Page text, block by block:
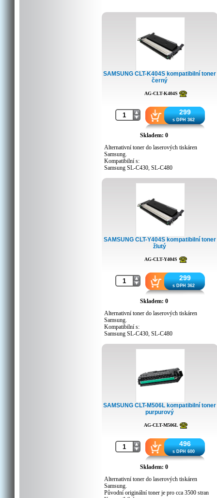
SAMSUNG CLT-K404S kompatibilní toner
černý
AG-CLT-K404S
299
s DPH 362
Skladem: 0
Alternativní toner do laserových tiskáren
Samsung.
Kompatibilní s:
Samsung SL-C430, SL-C480
SAMSUNG CLT-Y404S kompatibilní toner
žlutý
AG-CLT-Y404S
299
s DPH 362
Skladem: 0
Alternativní toner do laserových tiskáren
Samsung.
Kompatibilní s:
Samsung SL-C430, SL-C480
SAMSUNG CLT-M506L kompatibilní toner
purpurový
AG-CLT-M506L
496
s DPH 600
Skladem: 0
Alternativní toner do laserových tiskáren
Samsung.
Původní originální toner je pro cca 3500 stran